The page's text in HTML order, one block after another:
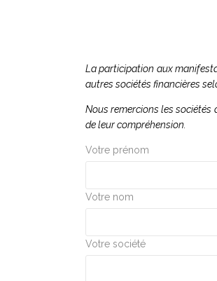
La participation aux
autres sociétés financières
Nous remercions les
de leur compréhension.
Votre prénom
Votre nom
Votre société